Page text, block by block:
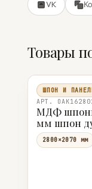
VK
Товары
ШПОН И
АРТ.
МДФ
мм шпон
2800×2070 мм